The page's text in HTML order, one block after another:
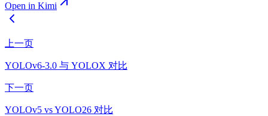
Open in Kimi
上一页
YOLOv6-3.0 与 YOLOX 对比
下一页
YOLOv5 vs YOLO26 对比